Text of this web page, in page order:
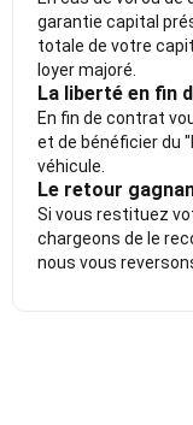
garantie capital
totale de votre
loyer majoré.
La liberté en fin
En fin de contrat
et de bénéficier du
véhicule.
Le retour
Si vous restituez
chargeons de le
nous vous